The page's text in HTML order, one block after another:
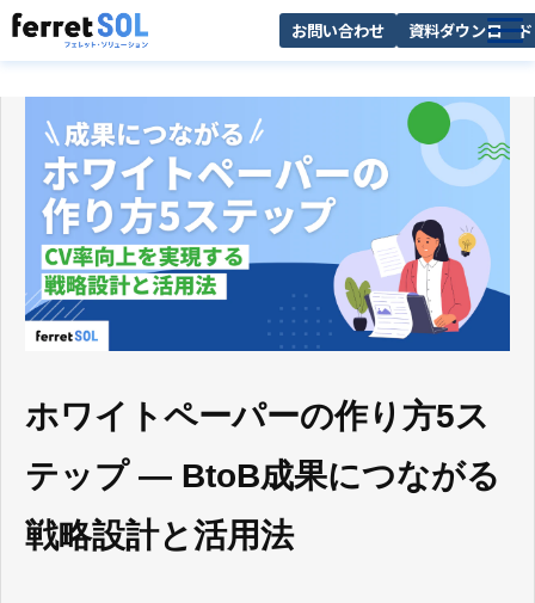
お問い合わせ 資料ダウンロード
サービス一覧
選ばれる理由
導入事例
お役立ち情報
ホワイトペーパーの作り方5ス
テップ — BtoB成果につながる
戦略設計と活用法